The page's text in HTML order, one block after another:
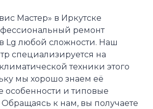
Мастер» в Иркутске
ремонт
Lg любой сложности. Наш
специализируется на
техники этого
мы хорошо знаем её
особенности и типовые
Обращаясь к нам, вы получаете